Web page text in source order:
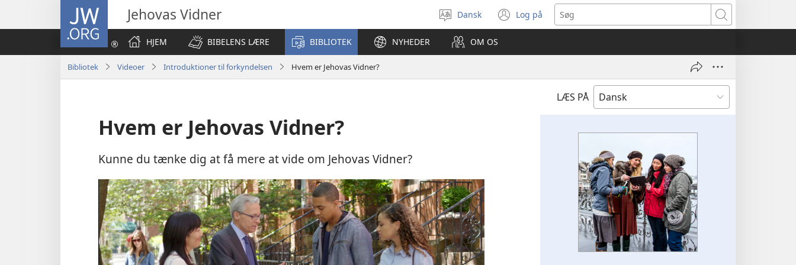
JW.ORG Jehovas Vidner
Vælg
sprog
Dansk Log på
(åbner
nyt
Søg
HJEM
BIBELENS LÆRE BIBLIOTEK NYHEDER OM OS
Bibliotek Videoer Introduktioner til forkyndelsen Hvem er Jehovas Vidner?
LÆS PÅ
Hvem er Jehovas Vidner?
Kunne du tænke dig at få mere at vide om Jehovas Vidner?